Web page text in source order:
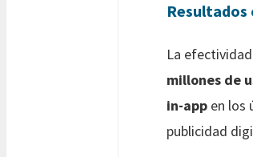
Resultados
La
millones de
in-app en los
publicidad